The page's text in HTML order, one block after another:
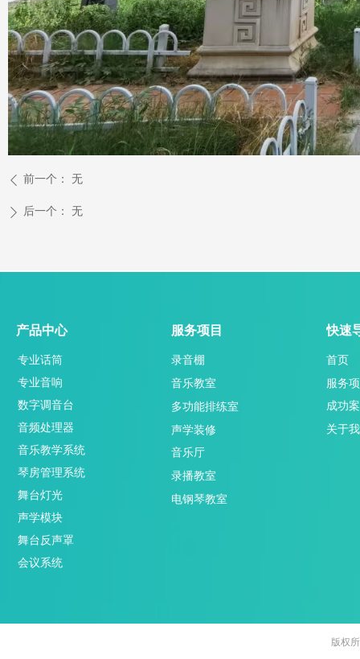
ꄴ 前一个： 无
ꄲ 后一个： 无
产品中心
专业话筒
专业音响
数字调音台
音频处理器
音乐教学系统
琴房管理系统
舞台灯光
声学模块
舞台反声罩
会议系统
服务项目
录音棚
音乐教室
多功能排练室
声学装修
音乐厅
录播教室
电钢琴教室
快速
首页
服务
成功
关于
版权